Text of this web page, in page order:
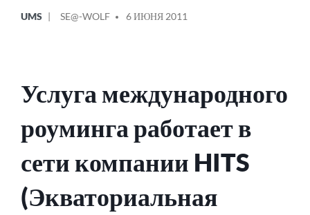
В
UMS
ОТ
SE@-WOLF 6 ИЮНЯ 2011
Услуга международного
роуминга работает в
сети компании HITS
(Экваториальная